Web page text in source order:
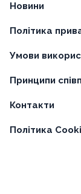
Новини
Політика
Умови
Принципи
Контакти
Політика